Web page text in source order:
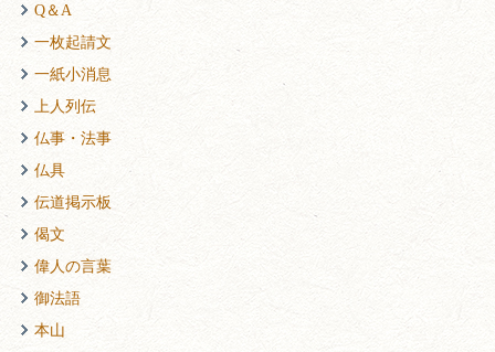
Q＆A
一枚起請文
一紙小消息
上人列伝
仏事・法事
仏具
伝道掲示板
偈文
偉人の言葉
御法語
本山